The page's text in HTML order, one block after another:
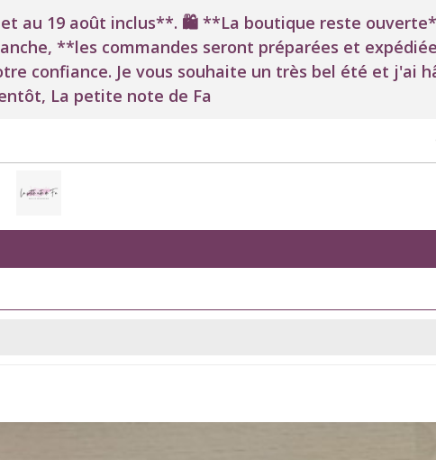
au 19 août inclus**. 🛍️ **La boutique reste
**les commandes seront préparées et
confiance. Je vous souhaite un très bel été et j'ai
La petite note de Fa